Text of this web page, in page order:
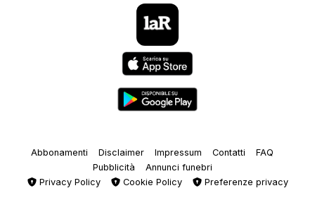
Abbonamenti Disclaimer Impressum Contatti
FAQ
Pubblicità
Annunci funebri
Privacy Policy
Cookie Policy Preferenze privacy